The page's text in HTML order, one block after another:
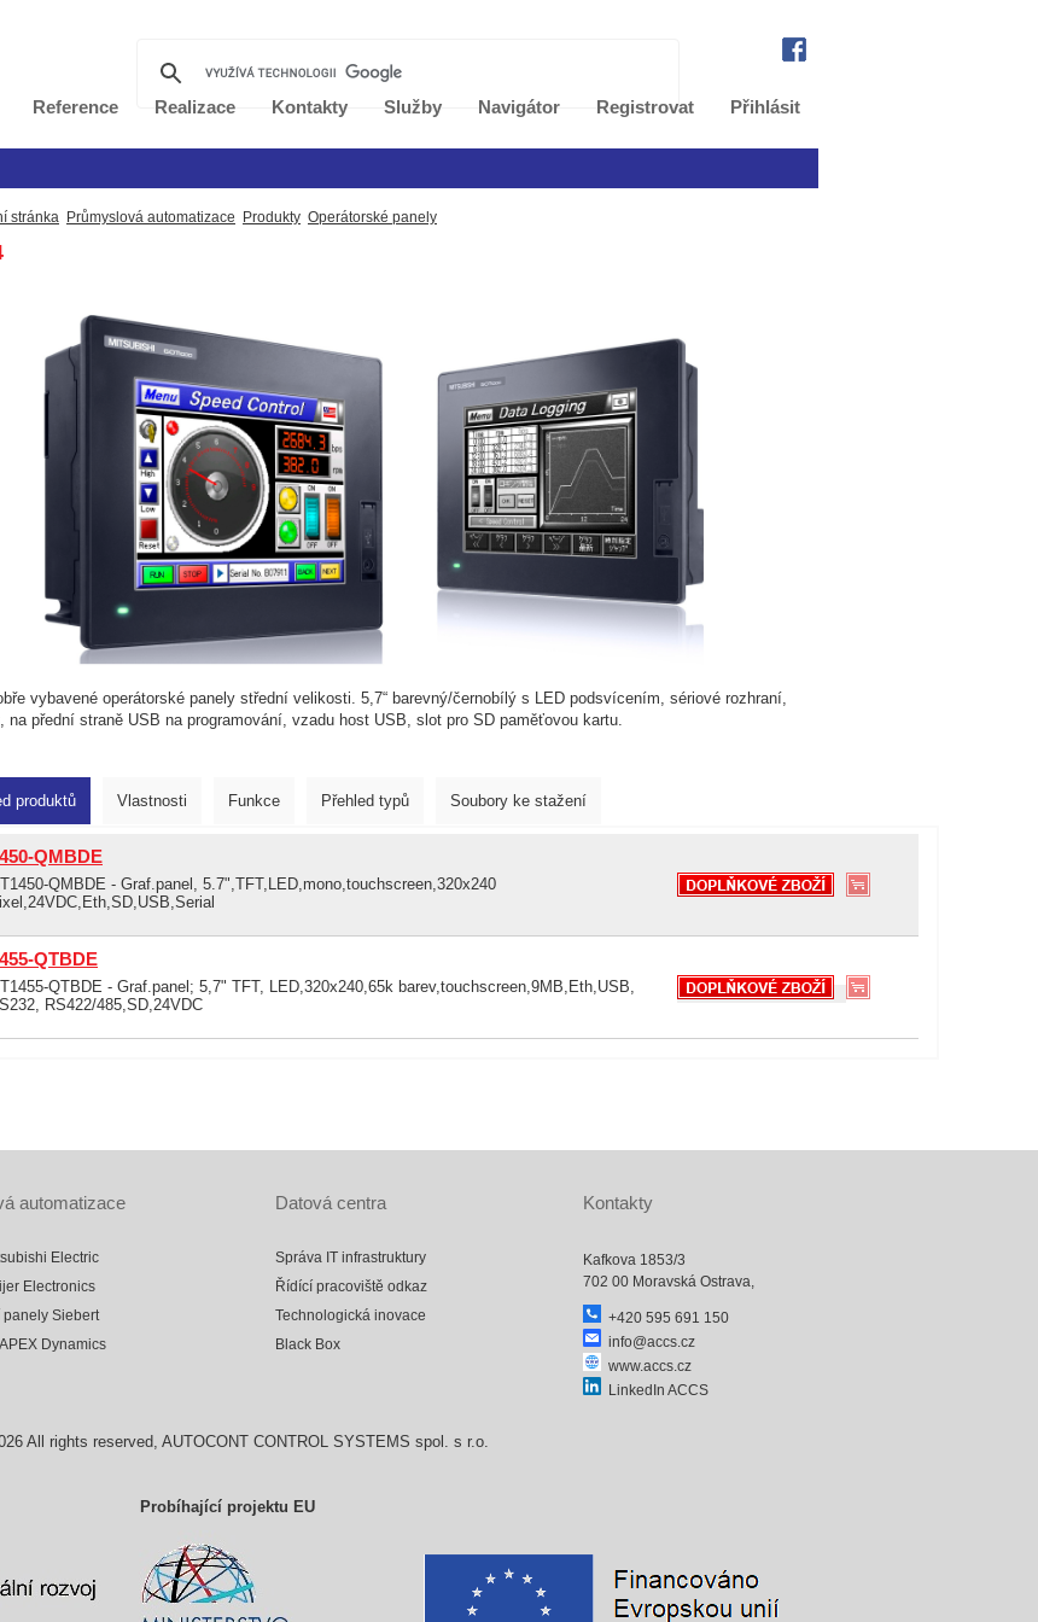
Reference Realizace Kontakty Služby Navigátor Registrovat Přihlásit
stránka Průmyslová automatizace Produkty Operátorské panely
vybavené operátorské panely střední velikosti. 5,7“ barevný/černobílý s LED podsvícením, sériové rozhraní,
na přední straně USB na programování, vzadu host USB, slot pro SD paměťovou kartu.
produktů Vlastnosti Funkce Přehled typů Soubory ke stažení
QMBDE
QMBDE - Graf.panel, 5.7",TFT,LED,mono,touchscreen,320x240
QTBDE
QTBDE - Graf.panel; 5,7" TFT, LED,320x240,65k barev,touchscreen,9MB,Eth,USB,
RS422/485,SD,24VDC
automatizace
Electric
Electronics
Siebert
Dynamics
Datová centra
Správa IT infrastruktury
Řídící pracoviště odkaz
Technologická inovace
Black Box
Kontakty
Kafkova 1853/3
702 00 Moravská Ostrava,
+420 595 691 150
info@accs.cz
www.accs.cz
LinkedIn ACCS
All rights reserved, AUTOCONT CONTROL SYSTEMS spol. s r.o.
Probíhající projektu EU